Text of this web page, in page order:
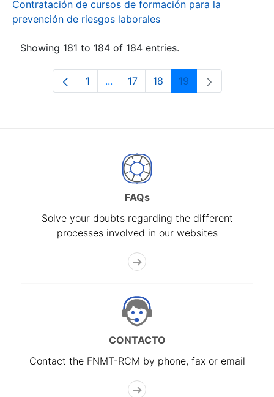
Contratación de cursos de formación para la
prevención de riesgos laborales
Showing 181 to 184 of 184 entries.
Page
1 ...Intermediate Pages Use TAB to
Page
17 Page
18 Page
19
FAQs
Solve your doubts regarding the different
processes involved in our websites
CONTACTO
Contact the FNMT-RCM by phone, fax or email